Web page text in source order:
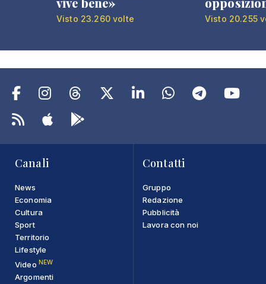
Visto 23.260 volte Visto 20.255
Canali
News
Economia
Cultura
Sport
Territorio
Lifestyle
Video NEW
Argomenti
Contatti
Gruppo
Redazione
Pubblicità
Lavora con noi